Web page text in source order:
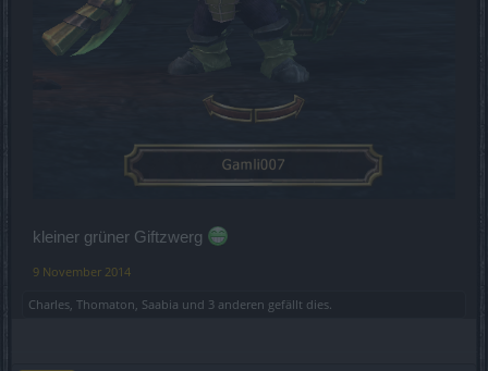
kleiner grüner Giftzwerg
9 November 2014
Сharles Thomaton Saabia und 3 anderen gefällt dies.